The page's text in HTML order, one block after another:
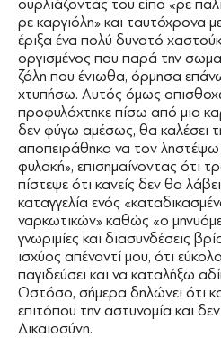
ουρλιάζοντας του είπα «ρε
ρε καργιόλη» και ταυτόχρονα
έριξα ένα πολύ δυνατό
οργισμένος που παρά την
ζάλη που ένιωθα, όρμησα
χτυπήσω. Αυτός όμως
προφυλάχτηκε πίσω από μια
δεν φύγω αμέσως, θα καλέσει
αποπειράθηκα να τον ληστέψω
φυλακή», επισημαίνοντας ότι
πίστεψε ότι κανείς δεν θα
καταγγελία ενός
ναρκωτικών» καθώς «ο
γνωριμίες και διασυνδέσεις
ισχύος απέναντί μου, ότι
παγιδεύσει και να καταλήξω
Ωστόσο, σήμερα δηλώνει ότι
επιτόπου την αστυνομία και
Δικαιοσύνη.